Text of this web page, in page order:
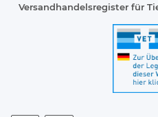
Versandhandelsregister für